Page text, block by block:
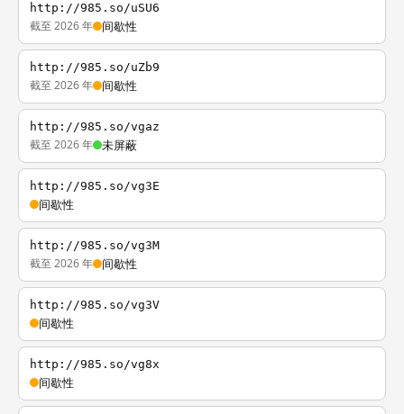
http://985.so/uSU6
截至 2026 年 间歇性
http://985.so/uZb9
截至 2026 年 间歇性
http://985.so/vgaz
截至 2026 年 未屏蔽
http://985.so/vg3E
间歇性
http://985.so/vg3M
截至 2026 年 间歇性
http://985.so/vg3V
间歇性
http://985.so/vg8x
间歇性